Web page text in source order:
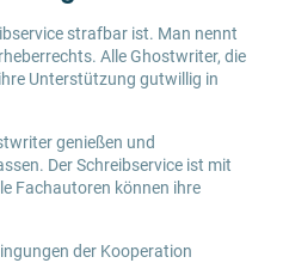
strafbar ist. Man nennt
Alle Ghostwriter, die
Unterstützung gutwillig in
genießen und
Der Schreibservice ist mit
Fachautoren können ihre
der Kooperation